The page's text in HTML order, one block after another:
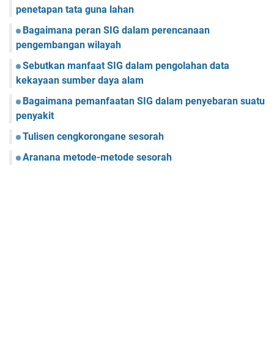
penetapan tata guna lahan
Bagaimana peran SIG dalam perencanaan
pengembangan wilayah
Sebutkan manfaat SIG dalam pengolahan data
kekayaan sumber daya alam
Bagaimana pemanfaatan SIG dalam penyebaran suatu
penyakit
Tulisen cengkorongane sesorah
Aranana metode-metode sesorah